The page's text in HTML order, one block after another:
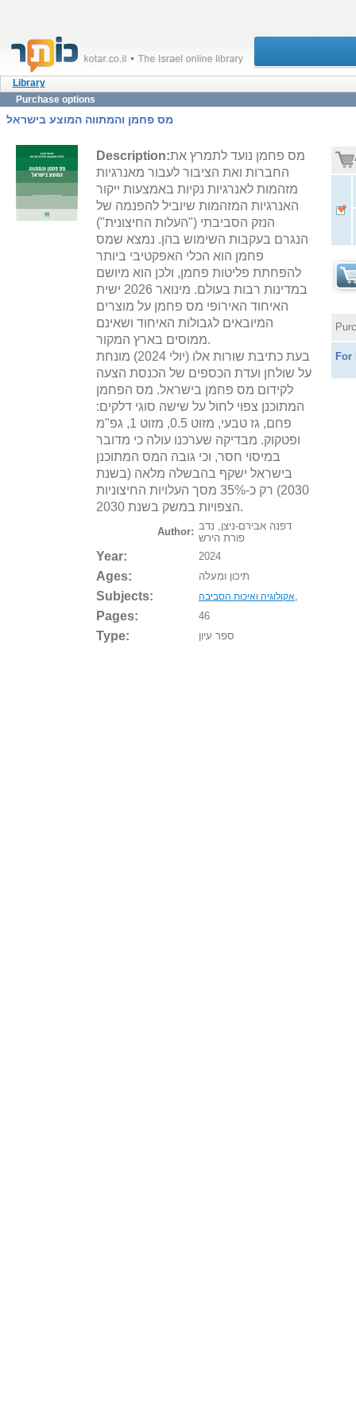
Library
Purchase options
מס פחמן והמתווה המוצע בישראל
Description:מס פחמן נועד לתמרץ את
החברות ואת הציבור לעבור מאנרגיות
מזהמות לאנרגיות נקיות באמצעות ייקור
האנרגיות המזהמות שיוביל להפנמה של
הנזק הסביבתי ("העלות החיצונית")
הנגרם בעקבות השימוש בהן. נמצא שמס
פחמן הוא הכלי האפקטיבי ביותר
להפחתת פליטות פחמן, ולכן הוא מיושם
במדינות רבות בעולם. מינואר 2026 ישית
האיחוד האירופי מס פחמן על מוצרים
המיובאים לגבולות האיחוד ושאינם
ממוסים בארץ המקור.
בעת כתיבת שורות אלו (יולי 2024) מונחת
על שולחן ועדת הכספים של הכנסת הצעה
לקידום מס פחמן בישראל. מס הפחמן
המתוכנן צפוי לחול על שישה סוגי דלקים:
פחם, גז טבעי, מזוט 0.5, מזוט 1, גפ"מ
ופטקוק. מבדיקה שערכנו עולה כי מדובר
במיסוי חסר, וכי גובה המס המתוכנן
בישראל ישקף בהבשלה מלאה (בשנת
2030) רק כ-35% מסך העלויות החיצוניות
הצפויות במשק בשנת 2030.
Author: דפנה אבירם-ניצן, נדב
פורת הירש
Year: 2024
Ages: תיכון ומעלה
Subjects: אקולוגיה ואיכות הסביבה,
Pages: 46
Type: ספר עיון
For